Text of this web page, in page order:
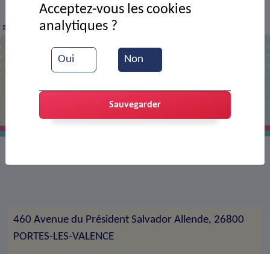
> CADRE DE VIE > Economie >Commerces et
services
>L'Art d'Avoir l'Air
460 Avenue du Président Salvador Allende, 26800
PORTES-LES-VALENCE
Oui Non
Acceptez-vous les cookies
analytiques ?
Sauvegarder